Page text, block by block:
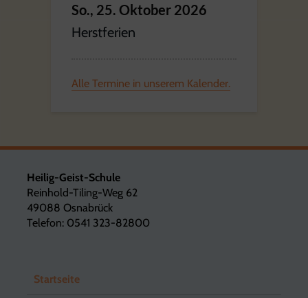
So., 25. Oktober 2026
Herstferien
Alle Termine in unserem Kalender.
Heilig-Geist-Schule
Reinhold-Tiling-Weg 62
49088 Osnabrück
Telefon: 0541 323-82800
Startseite